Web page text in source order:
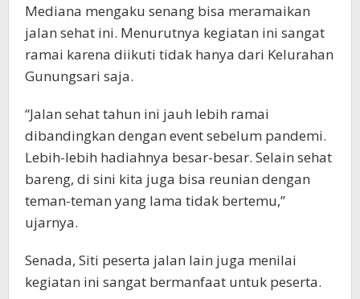
Mediana mengaku senang bisa meramaikan
jalan sehat ini. Menurutnya kegiatan ini sangat
ramai karena diikuti tidak hanya dari Kelurahan
Gunungsari saja.
“Jalan sehat tahun ini jauh lebih ramai
dibandingkan dengan event sebelum pandemi.
Lebih-lebih hadiahnya besar-besar. Selain sehat
bareng, di sini kita juga bisa reunian dengan
teman-teman yang lama tidak bertemu,”
ujarnya.
Senada, Siti peserta jalan lain juga menilai
kegiatan ini sangat bermanfaat untuk peserta.